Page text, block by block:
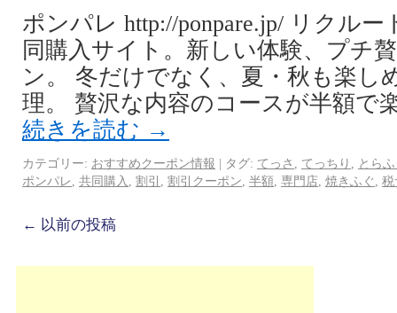
ポンパレ http://ponpare.jp/ リクル
同購入サイト。新しい体験、プチ
ン。 冬だけでなく、夏・秋も楽し
理。 贅沢な内容のコースが半額で
続きを読む →
カテゴリー: おすすめクーポン情報 | タグ: てっさ てっちり
とら
ポンパレ
共同購入 割引 割引クーポン 半額 専門店 焼きふぐ 税
← 以前の投稿